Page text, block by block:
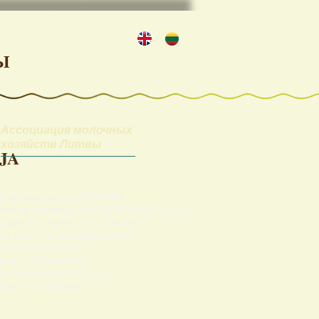
Ассоциация молочных
хозяйств Литвы